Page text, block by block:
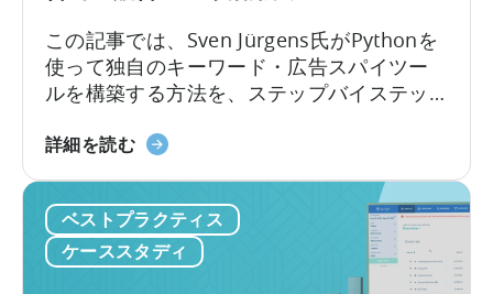
な
指
標
の
択
始
ま
る
この記事では、Sven Jürgens氏がPythonを
使って独自のキーワード・広告スパイツー
ルを構築する方法を、ステップバイステッ
ても大丈夫です。この記事のポイントは以
アでアプリに注目してもらったり、効果的
な広告を掲載したりするには、運だけでは
不十分です。しかし、Pythonのようなツー
詳細を読むモ
ル
マ
ー
ベストプラクティス
ケーススタディ